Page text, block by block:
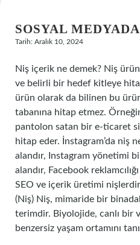
SOSYAL
Tarih: Aralık 10, 2024
Niş içerik ne demek? Niş
ve belirli bir hedef kitleye
ürün olarak da bilinen bu
tabanına hitap etmez.
pantolon satan bir e-ticaret
hitap eder. İnstagram’da niş
alandır, Instagram yönetimi
alandır, Facebook
SEO ve içerik üretimi
(Niş) Niş, mimaride bir
terimdir. Biyolojide, canlı bir
benzersiz yaşam ortamını